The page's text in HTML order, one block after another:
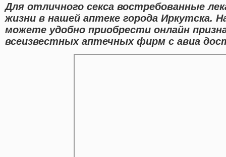
Для отличного секса востребованные
жизни в нашей аптеке города Иркутска.
можете удобно приобрести онлайн
всеизвестных аптечных фирм с авиа